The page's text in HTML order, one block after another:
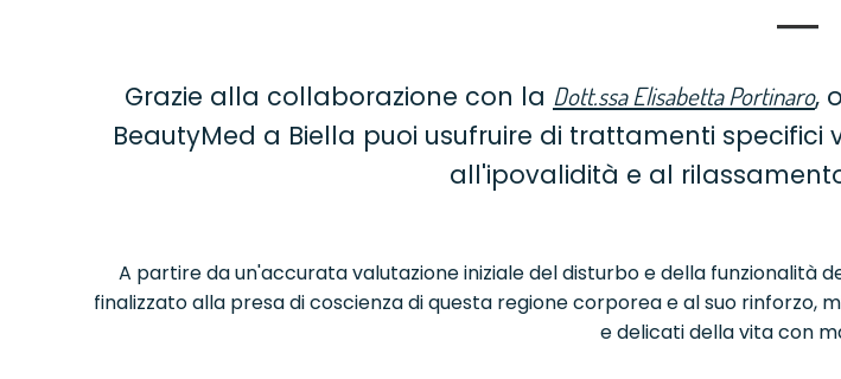
Grazie alla collaborazione con la Dott.ssa Elisabetta Portinaro,
BeautyMed a Biella puoi usufruire di trattamenti
all'ipovalidità e al
A partire da un'accurata valutazione iniziale del disturbo e della
finalizzato alla presa di coscienza di questa regione corporea e al suo
e delicati della vita con